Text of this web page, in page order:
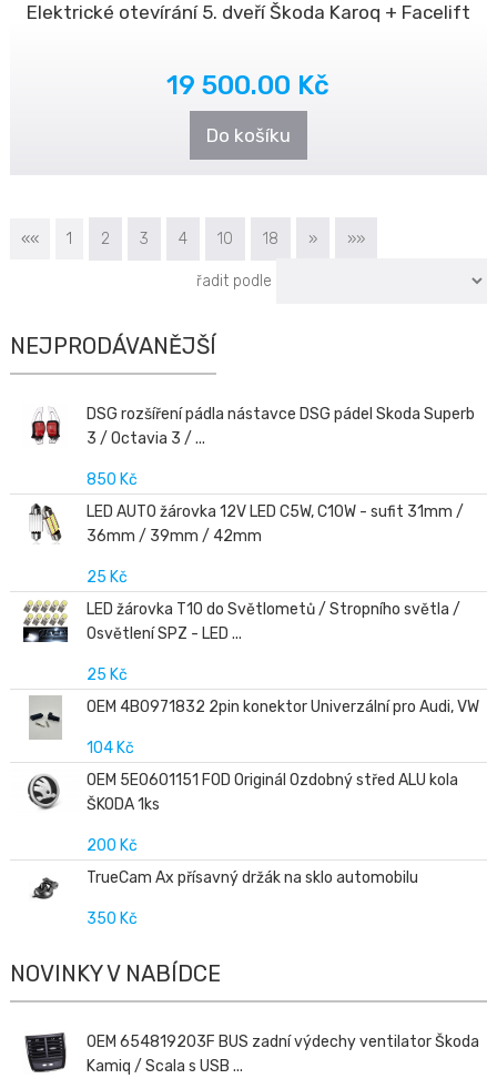
Elektrické otevírání 5. dveří Škoda Karoq + Facelift
19 500.00 Kč
Do košíku
«« 1 2 3 4 10 18 » »»
řadit podle
NEJPRODÁVANĚJŠÍ
DSG rozšíření pádla nástavce DSG pádel Skoda Superb
3 / Octavia 3 / ...
850 Kč
LED AUTO žárovka 12V LED C5W, C10W - sufit 31mm /
36mm / 39mm / 42mm
25 Kč
LED žárovka T10 do Světlometů / Stropního světla /
Osvětlení SPZ - LED ...
25 Kč
OEM 4B0971832 2pin konektor Univerzální pro Audi, VW
104 Kč
OEM 5E0601151 FOD Originál Ozdobný střed ALU kola
ŠKODA 1ks
200 Kč
TrueCam Ax přísavný držák na sklo automobilu
350 Kč
NOVINKY V NABÍDCE
OEM 654819203F BUS zadní výdechy ventilator Škoda
Kamiq / Scala s USB ...